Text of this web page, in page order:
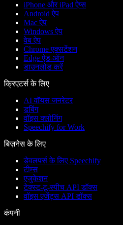
iPhone और iPad ऐप्स
Android ऐप
Mac ऐप
Windows ऐप
वेब ऐप
Chrome एक्सटेंशन
Edge ऐड-ऑन
डाउनलोड करें
क्रिएटर्स के लिए
AI वॉयस जनरेटर
डबिंग
वॉइस क्लोनिंग
Speechify for Work
बिज़नेस के लिए
डेवलपर्स के लिए Speechify
टीम्स
एजुकेशन
टेक्स्ट-टू-स्पीच API डॉक्स
वॉइस एजेंट्स API डॉक्स
कंपनी